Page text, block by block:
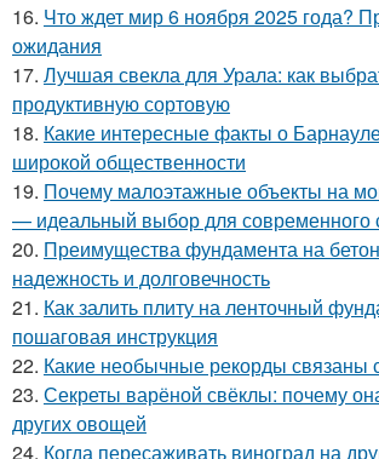
16. Что ждет мир 6 ноября 2025 года?
ожидания
17. Лучшая свекла для Урала: как
продуктивную сортовую
18. Какие интересные факты о
широкой общественности
19. Почему малоэтажные объекты на
— идеальный выбор для современного
20. Преимущества фундамента на
надежность и долговечность
21. Как залить плиту на ленточный
пошаговая инструкция
22. Какие необычные рекорды связаны
23. Секреты варёной свёклы: почему
других овощей
24. Когда пересаживать виноград на